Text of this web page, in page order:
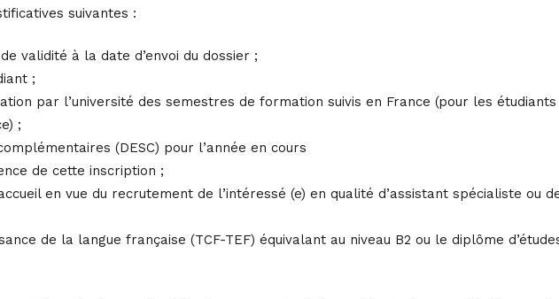
suivantes :
validité à la date d’envoi du dossier ;
;
par l’université des semestres de formation suivis en France (pour les étudiants
;
(DESC) pour l’année en cours
de cette inscription ;
en vue du recrutement de l’intéressé (e) en qualité d’assistant spécialiste ou
de la langue française (TCF-TEF) équivalant au niveau B2 ou le diplôme